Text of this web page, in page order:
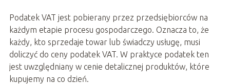
Podatek VAT jest pobierany przez przedsiębiorców na
każdym etapie procesu gospodarczego. Oznacza to, że
każdy, kto sprzedaje towar lub świadczy usługę, musi
doliczyć do ceny podatek VAT. W praktyce podatek ten
jest uwzględniany w cenie detalicznej produktów, które
kupujemy na co dzień.